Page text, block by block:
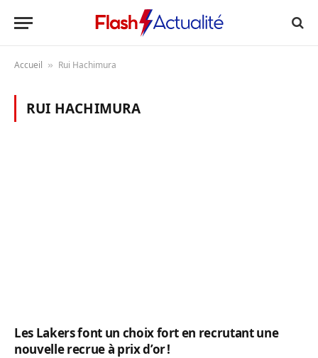
Accueil » Rui Hachimura
RUI HACHIMURA
Les Lakers font un choix fort en recrutant une
nouvelle recrue à prix d’or !